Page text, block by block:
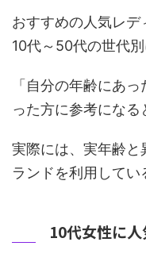
おすすめの人気レ
10代～50代の世代
「自分の年齢にあ
った方に参考になる
実際には、実年齢
ランドを利用してい
10代女性に